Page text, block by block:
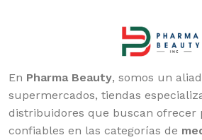
En Pharma Beauty, somos un
supermercados, tiendas
distribuidores que buscan ofrecer
confiables en las categorías de